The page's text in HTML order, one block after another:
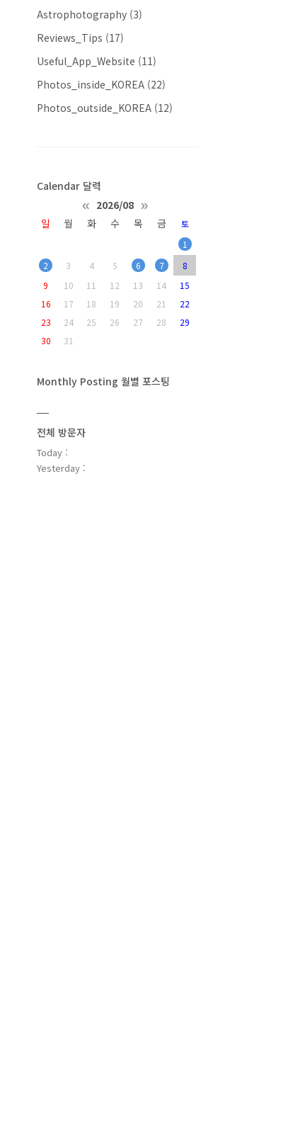
Astrophotography (3)
Reviews_Tips (17)
Useful_App_Website (11)
Photos_inside_KOREA (22)
Photos_outside_KOREA (12)
Calendar 달력
« 2026/08 »
일 월 화 수 목 금
토
1
2
3 4 5 6 7
8
9
10 11 12 13 14
15
16
17 18 19 20 21
22
23
24 25 26 27 28
29
30
31
Monthly Posting 월별 포스팅
전체 방문자
Today :
Yesterday :